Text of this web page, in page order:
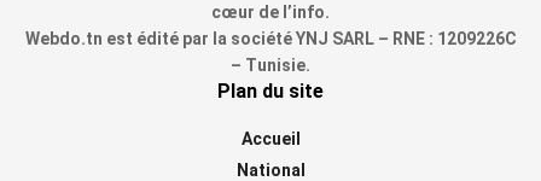
cœur de l’info.
Webdo.tn est édité par la société YNJ SARL – RNE : 1209226C
– Tunisie.
Plan du site
Accueil
National